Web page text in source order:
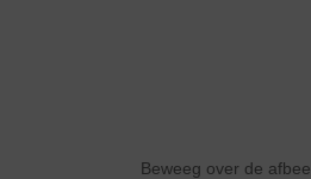
Beweeg over de